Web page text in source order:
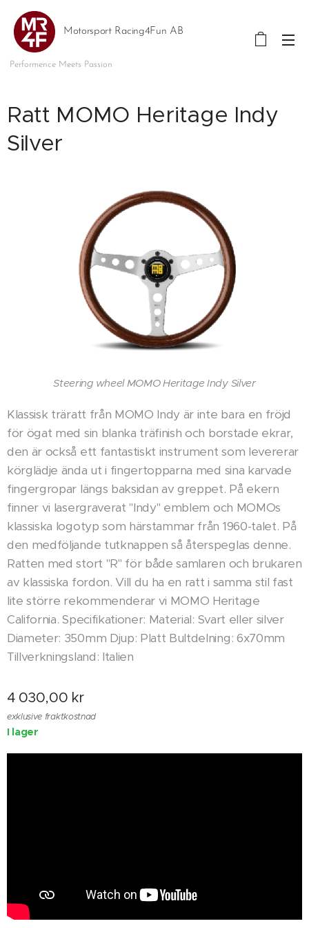
Motorsport Racing4Fun AB
Performence Meets Passion
Ratt MOMO Heritage Indy
Silver
Steering wheel MOMO Heritage Indy Silver
Klassisk träratt från MOMO Indy är inte bara en fröjd
för ögat med sin blanka träfinish och borstade ekrar,
den är också ett fantastiskt instrument som levererar
körglädje ända ut i fingertopparna med sina karvade
fingergropar längs baksidan av greppet. På ekern
finner vi lasergraverat "Indy" emblem och MOMOs
klassiska logotyp som härstammar från 1960-talet. På
den medföljande tutknappen så återspeglas denne.
Ratten med stort "R" för både samlaren och brukaren
av klassiska fordon. Vill du ha en ratt i samma stil fast
lite större rekommenderar vi MOMO Heritage
California. Specifikationer: Material: Svart eller silver
Diameter: 350mm Djup: Platt Bultdelning: 6x70mm
Tillverkningsland: Italien
4 030,00 kr
exklusive fraktkostnad
I lager